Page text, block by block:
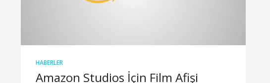
HABERLER
Amazon Studios İçin Film Afişi